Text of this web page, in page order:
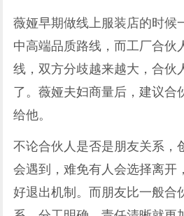
薇娅早期做线上服装店的时候
中高端品质路线，而工厂合伙
线，双方分歧越来越大，合伙
了。薇娅夫妇商量后，建议合
给他。
不论合伙人是否是朋友关系，
会遇到，难免有人会选择离开
好退出机制。而朋友比一般合